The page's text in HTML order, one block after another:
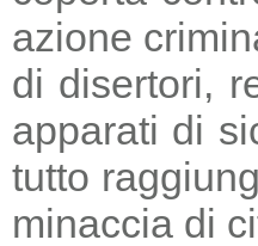
azione
di disertori,
apparati di
tutto
minaccia di